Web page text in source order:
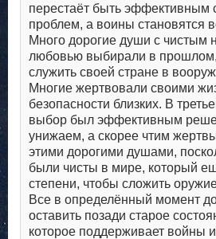
перестаёт быть эффективным
проблем, а воины становятся
Много дорогие души с чистым
любовью выбирали в прошлом,
служить своей стране в
Многие жертвовали своими
безопасности близких. В
выбор был эффективным
унижаем, а скорее чтим
этими дорогими душами,
были чисты в мире, который
степени, чтобы сложить
Все в определённый момент
оставить позади старое
которое поддерживает войны